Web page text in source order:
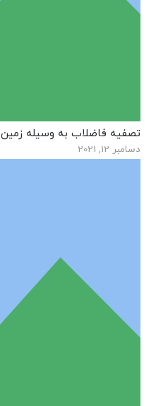
تصفیه فاضلاب به وسیله زمین
دسامبر 12, 2021